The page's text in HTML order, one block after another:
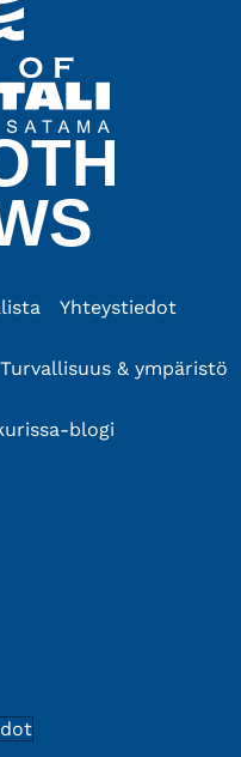
Yhteystiedot
Turvallisuus & ympäristö
blogi